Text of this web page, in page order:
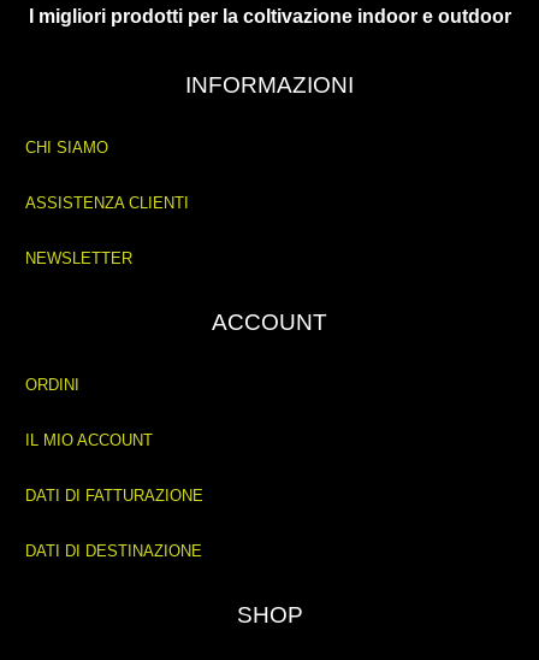
I migliori prodotti per la coltivazione indoor e outdoor
INFORMAZIONI
CHI SIAMO
ASSISTENZA CLIENTI
NEWSLETTER
ACCOUNT
ORDINI
IL MIO ACCOUNT
DATI DI FATTURAZIONE
DATI DI DESTINAZIONE
SHOP